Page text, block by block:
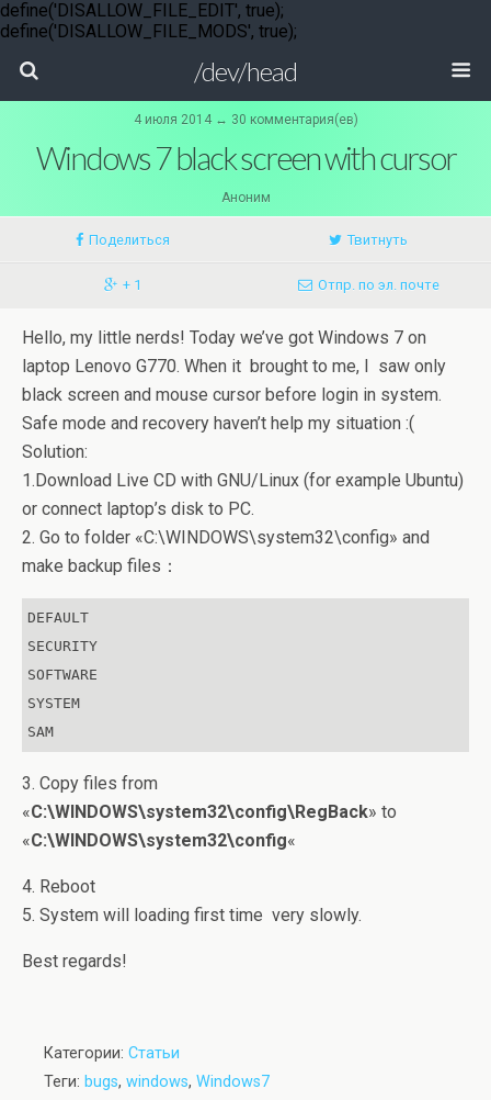
define('DISALLOW_FILE_EDIT', true);
define('DISALLOW_FILE_MODS', true);
/dev/head
4 июля 2014 ↔ 30 комментария(ев)
Windows 7 black screen with cursor
Аноним
Поделиться Твитнуть
+ 1 Отпр. по эл. почте
Hello, my little nerds! Today we’ve got Windows 7 on
laptop Lenovo G770. When it brought to me, I saw only
black screen and mouse cursor before login in system.
Safe mode and recovery haven’t help my situation :(
Solution:
1.Download Live CD with GNU/Linux (for example Ubuntu)
or connect laptop’s disk to PC.
2. Go to folder «C:\WINDOWS\system32\config» and
make backup files：
DEFAULT
SECURITY
SOFTWARE
SYSTEM
SAM
3. Copy files from
«C:\WINDOWS\system32\config\RegBack» to
«C:\WINDOWS\system32\config«
4. Reboot
5. System will loading first time very slowly.
Best regards!
Категории: Статьи
Теги: bugs, windows, Windows7